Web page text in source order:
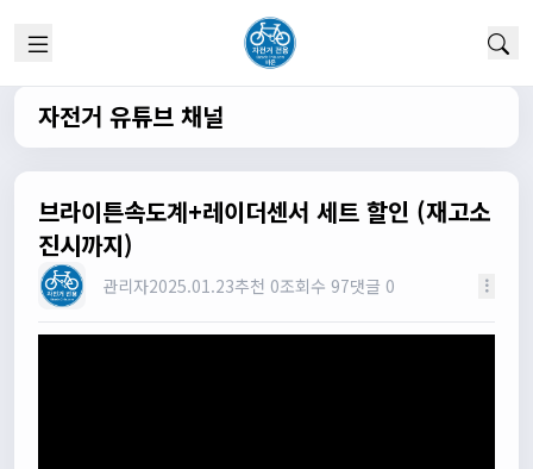
1/22/2025
채팅 신기해여
오 채팅기능까지..
원행 13:19:59
새로운 자전거 커뮤니티가 되겠네요
관리자
모두들 환영합니다 :)
타데이포가차13:29:16
자전거 유튜브 채널
브라이튼속도계+레이더센서 세트 할인 (재고소
진시까지)
관리자2025.01.23추천 0조회수 97댓글 0